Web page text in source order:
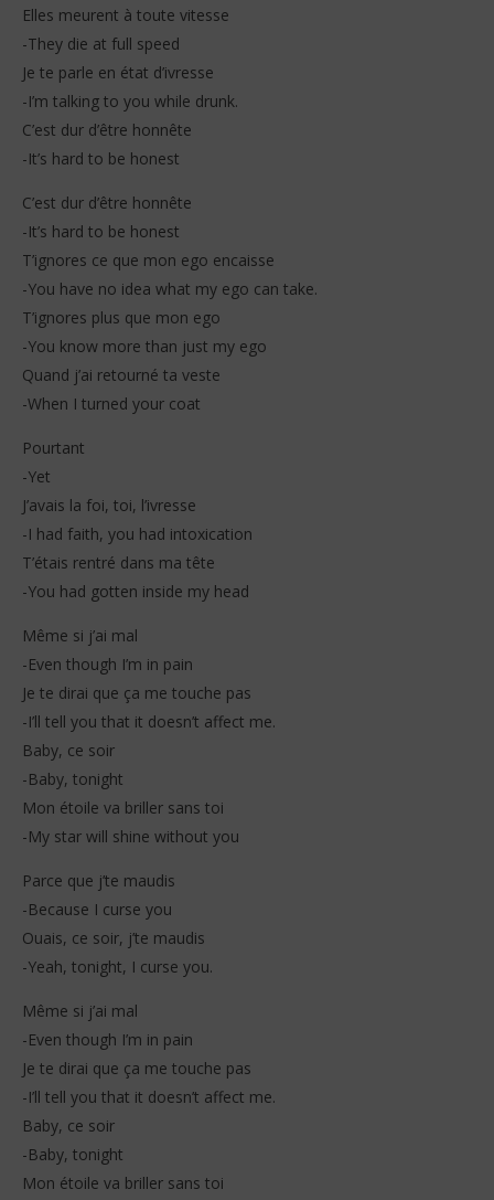
Elles meurent à toute vitesse
-They die at full speed
Je te parle en état d’ivresse
-I’m talking to you while drunk.
C’est dur d’être honnête
-It’s hard to be honest
C’est dur d’être honnête
-It’s hard to be honest
T’ignores ce que mon ego encaisse
-You have no idea what my ego can take.
T’ignores plus que mon ego
-You know more than just my ego
Quand j’ai retourné ta veste
-When I turned your coat
Pourtant
-Yet
J’avais la foi, toi, l’ivresse
-I had faith, you had intoxication
T’étais rentré dans ma tête
-You had gotten inside my head
Même si j’ai mal
-Even though I’m in pain
Je te dirai que ça me touche pas
-I’ll tell you that it doesn’t affect me.
Baby, ce soir
-Baby, tonight
Mon étoile va briller sans toi
-My star will shine without you
Parce que j’te maudis
-Because I curse you
Ouais, ce soir, j’te maudis
-Yeah, tonight, I curse you.
Même si j’ai mal
-Even though I’m in pain
Je te dirai que ça me touche pas
-I’ll tell you that it doesn’t affect me.
Baby, ce soir
-Baby, tonight
Mon étoile va briller sans toi